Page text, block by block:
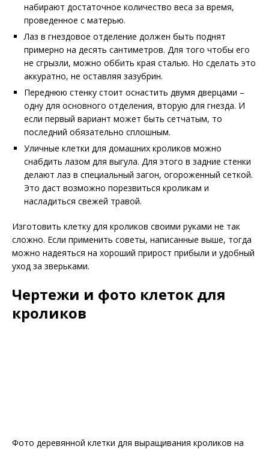
набирают достаточное количество веса за время,
проведенное с матерью.
Лаз в гнездовое отделение должен быть поднят
примерно на десять сантиметров. Для того чтобы его
не сгрызли, можно оббить края сталью. Но сделать это
аккуратно, не оставляя зазубрин.
Переднюю стенку стоит оснастить двумя дверцами –
одну для основного отделения, вторую для гнезда. И
если первый вариант может быть сетчатым, то
последний обязательно сплошным.
Уличные клетки для домашних кроликов можно
снабдить лазом для выгула. Для этого в задние стенки
делают лаз в специальный загон, огороженный сеткой.
Это даст возможно порезвиться кроликам и
насладиться свежей травой.
Изготовить клетку для кроликов своими руками не так
сложно. Если применить советы, написанные выше, тогда
можно надеяться на хороший прирост прибыли и удобный
уход за зверьками.
Чертежи и фото клеток для
кроликов
Фото деревянной клетки для выращивания кроликов на